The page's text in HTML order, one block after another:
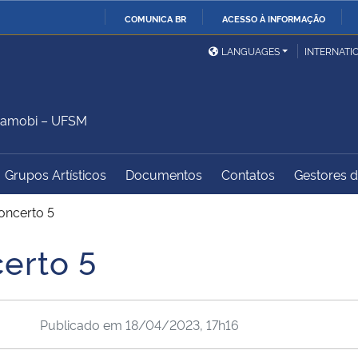
COMUNICA BR ACESSO À INFORMAÇÃO
Ministério da Defesa
Ministério das Relações
Exteriores
Ministério do
Desenvolvimento Regional
Controladoria-Geral da
Advocacia-Geral da União
LANGUAGES
– UFSM
Grupos Artísticos Documentos Contatos Gestores
5
5
Publicado em 18/04/2023, 17h16